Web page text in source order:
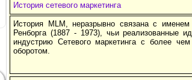
История сетевого маркетинга
История MLM, неразрывно связана с
Ренборга (1887 - 1973), чьи реализованные
индустрию Сетевого маркетинга с более
оборотом.